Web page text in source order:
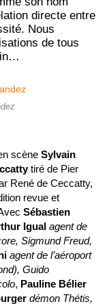
directe entre
Nous
de tous
scène Sylvain
tiré de Pier
René de Ceccatty,
revue et
Sébastien
Igual agent de
Sigmund Freud,
agent de l’aéroport
Guido
, Pauline Bélier
démon Thétis,